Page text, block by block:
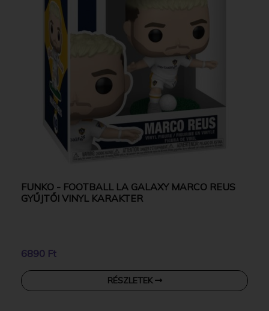
FUNKO - FOOTBALL LA GALAXY MARCO REUS
GYŰJTŐI VINYL KARAKTER
6890 Ft
RÉSZLETEK